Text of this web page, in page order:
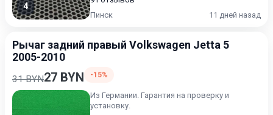
4
Пинск
11 дней назад
Рычаг задний правый Volkswagen Jetta 5
2005-2010
31 BYN27 BYN -15%
Из Германии. Гарантия на проверку и
установку.